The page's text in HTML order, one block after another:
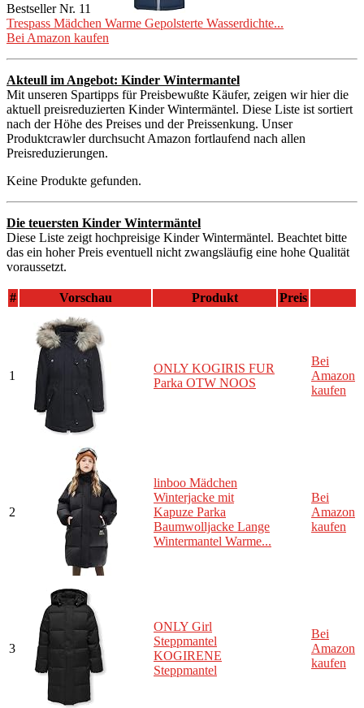
Bestseller Nr. 11
Trespass Mädchen Warme Gepolsterte Wasserdichte...
Bei Amazon kaufen
Akteull im Angebot: Kinder Wintermantel
Mit unseren Spartipps für Preisbewußte Käufer, zeigen wir hier die
aktuell preisreduzierten Kinder Wintermäntel. Diese Liste ist sortiert
nach der Höhe des Preises und der Preissenkung. Unser
Produktcrawler durchsucht Amazon fortlaufend nach allen
Preisreduzierungen.
Keine Produkte gefunden.
Die teuersten Kinder Wintermäntel
Diese Liste zeigt hochpreisige Kinder Wintermäntel. Beachtet bitte
das ein hoher Preis eventuell nicht zwangsläufig eine hohe Qualität
voraussetzt.
# Vorschau Produkt Preis
1
ONLY KOGIRIS FUR
Parka OTW NOOS
Bei
Amazon
kaufen
2
linboo Mädchen
Winterjacke mit
Kapuze Parka
Baumwolljacke Lange
Wintermantel Warme...
Bei
Amazon
kaufen
3
ONLY Girl
Steppmantel
KOGIRENE
Steppmantel
Bei
Amazon
kaufen